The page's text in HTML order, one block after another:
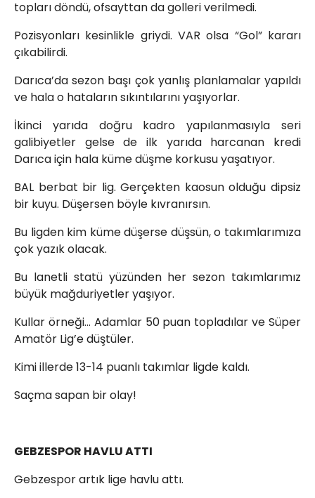
topları döndü, ofsayttan da golleri verilmedi.
Pozisyonları kesinlikle griydi. VAR olsa “Gol” kararı
çıkabilirdi.
Darıca’da sezon başı çok yanlış planlamalar yapıldı
ve hala o hataların sıkıntılarını yaşıyorlar.
İkinci yarıda doğru kadro yapılanmasıyla seri
galibiyetler gelse de ilk yarıda harcanan kredi
Darıca için hala küme düşme korkusu yaşatıyor.
BAL berbat bir lig. Gerçekten kaosun olduğu dipsiz
bir kuyu. Düşersen böyle kıvranırsın.
Bu ligden kim küme düşerse düşsün, o takımlarımıza
çok yazık olacak.
Bu lanetli statü yüzünden her sezon takımlarımız
büyük mağduriyetler yaşıyor.
Kullar örneği… Adamlar 50 puan topladılar ve Süper
Amatör Lig’e düştüler.
Kimi illerde 13-14 puanlı takımlar ligde kaldı.
Saçma sapan bir olay!
GEBZESPOR HAVLU ATTI
Gebzespor artık lige havlu attı.